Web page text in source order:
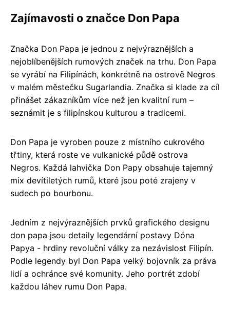
Zajímavosti o značce Don Papa
Značka Don Papa je jednou z nejvýraznějších a
nejoblíbenějších rumových značek na trhu. Don Papa
se vyrábí na Filipínách, konkrétně na ostrově Negros
v malém městečku Sugarlandia. Značka si klade za cíl
přinášet zákazníkům více než jen kvalitní rum –
seznámit je s filipínskou kulturou a tradicemi.
Don Papa je vyroben pouze z místního cukrového
třtiny, která roste ve vulkanické půdě ostrova
Negros. Každá lahvička Don Papy obsahuje tajemný
mix devítiletých rumů, které jsou poté zrajeny v
sudech po bourbonu.
Jedním z nejvýraznějších prvků grafického designu
don papa jsou detaily legendární postavy Dóna
Papya - hrdiny revoluční války za nezávislost Filipín.
Podle legendy byl Don Papa velký bojovník za práva
lidí a ochránce své komunity. Jeho portrét zdobí
každou láhev rumu Don Papa.